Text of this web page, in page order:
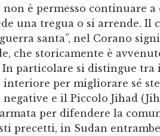
non è permesso continuare a
una tregua o si arrende. Il
santa”, nel Corano
che storicamente è
In particolare si distingue tra
interiore per migliorare sé
e il Piccolo Jihad
per difendere la
precetti, in Sudan